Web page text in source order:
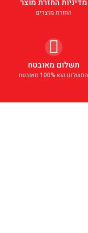
מדיניות החזרת מוצר
החזרת מוצרים
תשלום מאובטח
התשלום הוא 100% מאובטח